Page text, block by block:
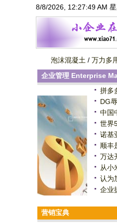
8/8/2026, 12:27:50 AM
泡沫混凝土 / 万力多
企业管理 Enterprise
拼多
DG
中国
世界
诺基
顺丰
万达
从小
认为
企业
营销宝典